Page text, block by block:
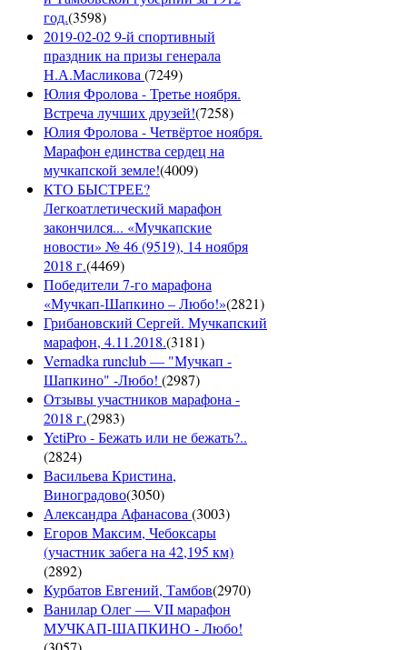
год.(3598)
2019-02-02 9-й спортивный
праздник на призы генерала
Н.А.Масликова(7249)
Юлия Фролова - Третье ноября.
Встреча лучших друзей!(7258)
Юлия Фролова - Четвёртое ноября.
Марафон единства сердец на
мучкапской земле!(4009)
КТО БЫСТРЕЕ?
Легкоатлетический марафон
закончился... «Мучкапские
новости» № 46 (9519), 14 ноября
2018 г.(4469)
Победители 7-го марафона
«Мучкап-Шапкино – Любо!»(2821)
Грибановский Сергей. Мучкапский
марафон, 4.11.2018.(3181)
Vernadka runclub — "Мучкап -
Шапкино" -Любо! (2987)
Отзывы участников марафона -
2018 г.(2983)
YetiPro - Бежать или не бежать?..
(2824)
Васильева Кристина,
Виноградово(3050)
Александра Афанасова(3003)
Егоров Максим, Чебоксары
(участник забега на 42,195 км)
(2892)
Курбатов Евгений, Тамбов(2970)
Ванилар Олег — VII марафон
МУЧКАП-ШАПКИНО - Любо!